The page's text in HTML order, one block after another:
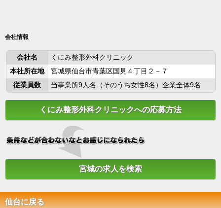
会社情報
会社名
くにみ整形外科クリニック
本社所在地
宮城県仙台市青葉区国見４丁目２－７
従業員数
当事業所9人名（そのうち女性8名）企業全体9名
くにみ整形外科クリニックへの応募方法
宮城の求人を検索
仙台に戻る